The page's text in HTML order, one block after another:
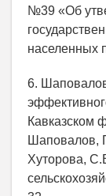
№39 «Об
населенных
6.
Кавказском
Шаповалов,
Хуторова,